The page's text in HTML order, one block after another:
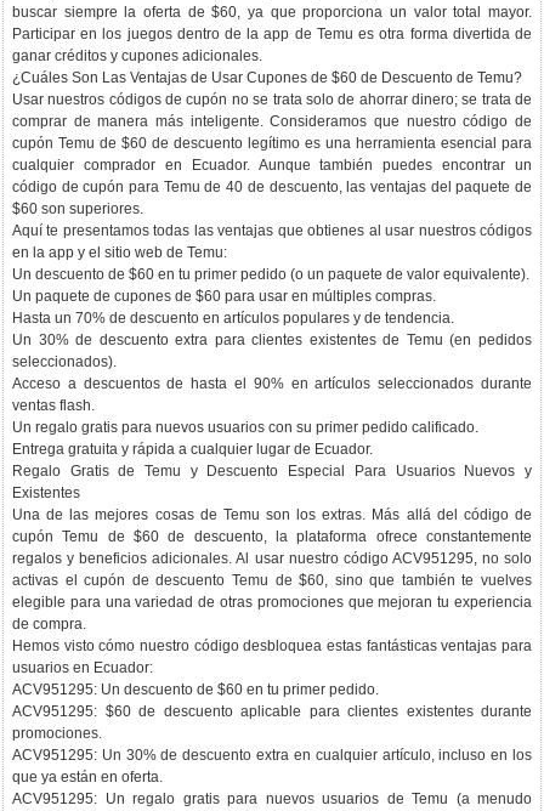
buscar siempre la oferta de $60, ya que proporciona un valor total mayor.
Participar en los juegos dentro de la app de Temu es otra forma divertida de
ganar créditos y cupones adicionales.
¿Cuáles Son Las Ventajas de Usar Cupones de $60 de Descuento de Temu?
Usar nuestros códigos de cupón no se trata solo de ahorrar dinero; se trata de
comprar de manera más inteligente. Consideramos que nuestro código de
cupón Temu de $60 de descuento legítimo es una herramienta esencial para
cualquier comprador en Ecuador. Aunque también puedes encontrar un
código de cupón para Temu de 40 de descuento, las ventajas del paquete de
$60 son superiores.
Aquí te presentamos todas las ventajas que obtienes al usar nuestros códigos
en la app y el sitio web de Temu:
Un descuento de $60 en tu primer pedido (o un paquete de valor equivalente).
Un paquete de cupones de $60 para usar en múltiples compras.
Hasta un 70% de descuento en artículos populares y de tendencia.
Un 30% de descuento extra para clientes existentes de Temu (en pedidos
seleccionados).
Acceso a descuentos de hasta el 90% en artículos seleccionados durante
ventas flash.
Un regalo gratis para nuevos usuarios con su primer pedido calificado.
Entrega gratuita y rápida a cualquier lugar de Ecuador.
Regalo Gratis de Temu y Descuento Especial Para Usuarios Nuevos y
Existentes
Una de las mejores cosas de Temu son los extras. Más allá del código de
cupón Temu de $60 de descuento, la plataforma ofrece constantemente
regalos y beneficios adicionales. Al usar nuestro código ACV951295, no solo
activas el cupón de descuento Temu de $60, sino que también te vuelves
elegible para una variedad de otras promociones que mejoran tu experiencia
de compra.
Hemos visto cómo nuestro código desbloquea estas fantásticas ventajas para
usuarios en Ecuador:
ACV951295: Un descuento de $60 en tu primer pedido.
ACV951295: $60 de descuento aplicable para clientes existentes durante
promociones.
ACV951295: Un 30% de descuento extra en cualquier artículo, incluso en los
que ya están en oferta.
ACV951295: Un regalo gratis para nuevos usuarios de Temu (a menudo